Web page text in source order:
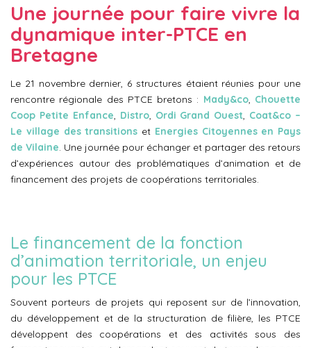
Une journée pour faire vivre la
dynamique inter-PTCE en
Bretagne
Le 21 novembre dernier, 6 structures étaient réunies pour une
rencontre régionale des PTCE bretons : Mady&co, Chouette
Coop Petite Enfance, Distro, Ordi Grand Ouest, Coat&co –
Le village des transitions et Energies Citoyennes en Pays
de Vilaine. Une journée pour échanger et partager des retours
d’expériences autour des problématiques d’animation et de
financement des projets de coopérations territoriales.
Le financement de la fonction
d’animation territoriale, un enjeu
pour les PTCE
Souvent porteurs de projets qui reposent sur de l’innovation,
du développement et de la structuration de filière, les PTCE
développent des coopérations et des activités sous des